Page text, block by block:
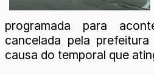
programada para
cancelada pela
causa do temporal que